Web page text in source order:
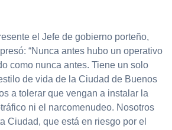
el Jefe de gobierno porteño,
“Nunca antes hubo un operativo
como nunca antes. Tiene un solo
de vida de la Ciudad de Buenos
a tolerar que vengan a instalar la
ni el narcomenudeo. Nosotros
Ciudad, que está en riesgo por el